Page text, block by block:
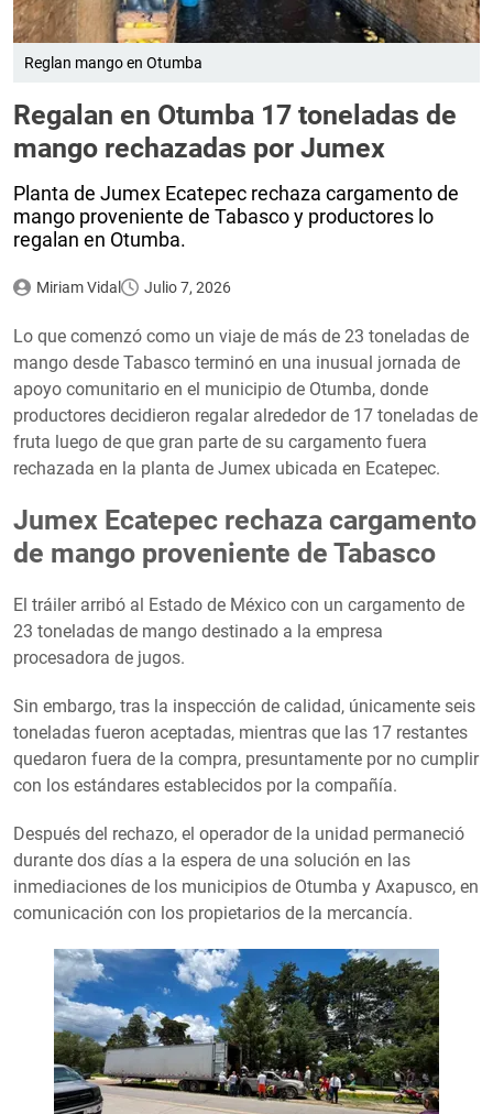
Reglan mango en Otumba
Regalan en Otumba 17 toneladas de
mango rechazadas por Jumex
Planta de Jumex Ecatepec rechaza cargamento de
mango proveniente de Tabasco y productores lo
regalan en Otumba.
Miriam Vidal Julio 7, 2026
Lo que comenzó como un viaje de más de 23 toneladas de
mango desde Tabasco terminó en una inusual jornada de
apoyo comunitario en el municipio de Otumba, donde
productores decidieron regalar alrededor de 17 toneladas de
fruta luego de que gran parte de su cargamento fuera
rechazada en la planta de Jumex ubicada en Ecatepec.
Jumex Ecatepec rechaza cargamento
de mango proveniente de Tabasco
El tráiler arribó al Estado de México con un cargamento de
23 toneladas de mango destinado a la empresa
procesadora de jugos.
Sin embargo, tras la inspección de calidad, únicamente seis
toneladas fueron aceptadas, mientras que las 17 restantes
quedaron fuera de la compra, presuntamente por no cumplir
con los estándares establecidos por la compañía.
Después del rechazo, el operador de la unidad permaneció
durante dos días a la espera de una solución en las
inmediaciones de los municipios de Otumba y Axapusco, en
comunicación con los propietarios de la mercancía.